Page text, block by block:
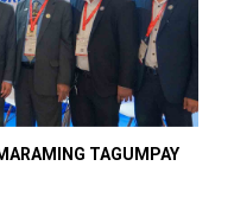
TAGUMPAY